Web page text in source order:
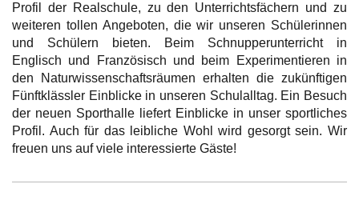
Profil der Realschule, zu den Unterrichtsfächern und zu
weiteren tollen Angeboten, die wir unseren Schülerinnen
und Schülern bieten. Beim Schnupperunterricht in
Englisch und Französisch und beim Experimentieren in
den Naturwissenschaftsräumen erhalten die zukünftigen
Fünftklässler Einblicke in unseren Schulalltag. Ein Besuch
der neuen Sporthalle liefert Einblicke in unser sportliches
Profil. Auch für das leibliche Wohl wird gesorgt sein. Wir
freuen uns auf viele interessierte Gäste!